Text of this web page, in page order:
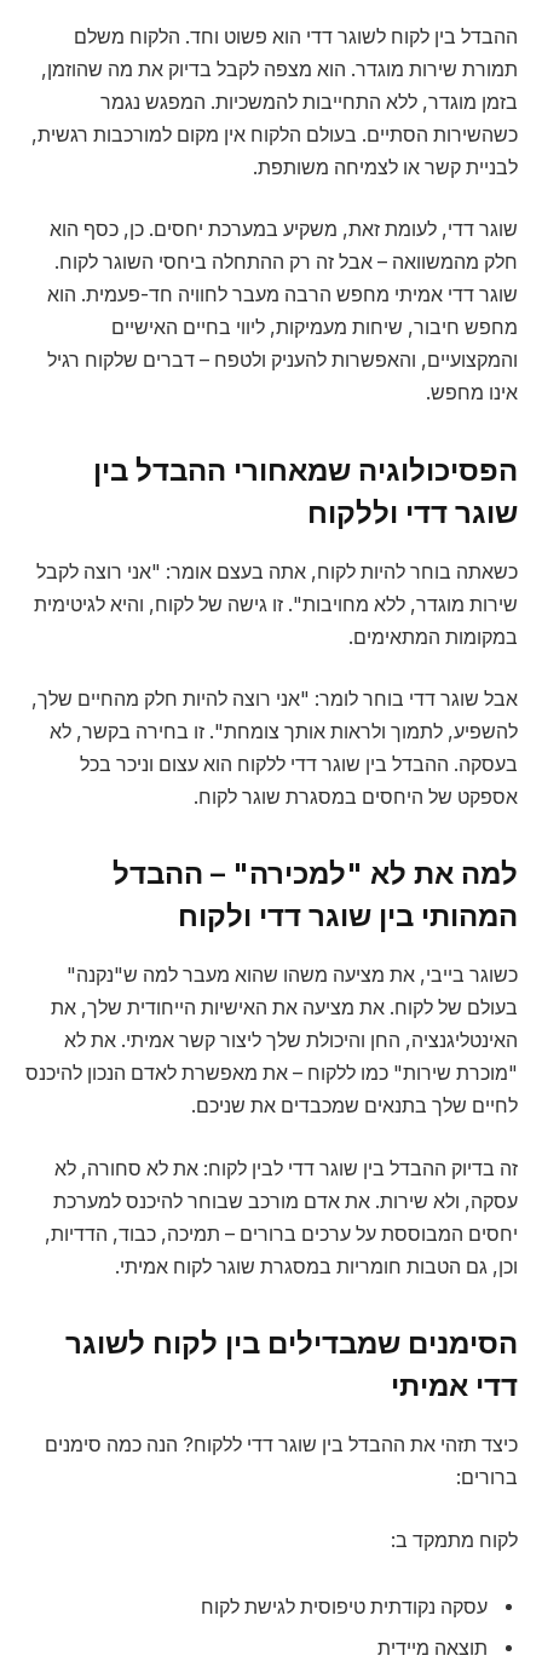
ההבדל בין לקוח לשוגר דדי הוא פשוט וחד. הלקוח משלם
תמורת שירות מוגדר. הוא מצפה לקבל בדיוק את מה שהוזמן,
בזמן מוגדר, ללא התחייבות להמשכיות. המפגש נגמר
כשהשירות הסתיים. בעולם הלקוח אין מקום למורכבות רגשית,
לבניית קשר או לצמיחה משותפת.
שוגר דדי, לעומת זאת, משקיע במערכת יחסים. כן, כסף הוא
חלק מהמשוואה – אבל זה רק ההתחלה ביחסי השוגר לקוח.
שוגר דדי אמיתי מחפש הרבה מעבר לחוויה חד-פעמית. הוא
מחפש חיבור, שיחות מעמיקות, ליווי בחיים האישיים
והמקצועיים, והאפשרות להעניק ולטפח – דברים שלקוח רגיל
אינו מחפש.
הפסיכולוגיה שמאחורי ההבדל בין
שוגר דדי וללקוח
כשאתה בוחר להיות לקוח, אתה בעצם אומר: "אני רוצה לקבל
שירות מוגדר, ללא מחויבות". זו גישה של לקוח, והיא לגיטימית
במקומות המתאימים.
אבל שוגר דדי בוחר לומר: "אני רוצה להיות חלק מהחיים שלך,
להשפיע, לתמוך ולראות אותך צומחת". זו בחירה בקשר, לא
בעסקה. ההבדל בין שוגר דדי ללקוח הוא עצום וניכר בכל
אספקט של היחסים במסגרת שוגר לקוח.
למה את לא "למכירה" – ההבדל
המהותי בין שוגר דדי ולקוח
כשוגר בייבי, את מציעה משהו שהוא מעבר למה ש"נקנה"
בעולם של לקוח. את מציעה את האישיות הייחודית שלך, את
האינטליגנציה, החן והיכולת שלך ליצור קשר אמיתי. את לא
"מוכרת שירות" כמו ללקוח – את מאפשרת לאדם הנכון להיכנס
לחיים שלך בתנאים שמכבדים את שניכם.
זה בדיוק ההבדל בין שוגר דדי לבין לקוח: את לא סחורה, לא
עסקה, ולא שירות. את אדם מורכב שבוחר להיכנס למערכת
יחסים המבוססת על ערכים ברורים – תמיכה, כבוד, הדדיות,
וכן, גם הטבות חומריות במסגרת שוגר לקוח אמיתי.
הסימנים שמבדילים בין לקוח לשוגר
דדי אמיתי
כיצד תזהי את ההבדל בין שוגר דדי ללקוח? הנה כמה סימנים
ברורים:
לקוח מתמקד ב:
עסקה נקודתית טיפוסית לגישת לקוח
תוצאה מיידית